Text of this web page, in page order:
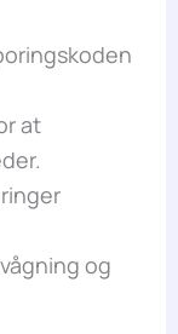
at
og